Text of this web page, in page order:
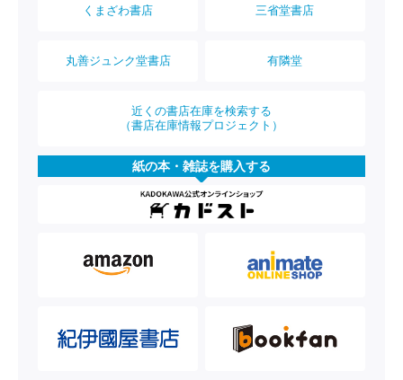
くまざわ書店 三省堂書店
丸善ジュンク堂書店 有隣堂
近くの書店在庫を検索する
（書店在庫情報プロジェクト）
紙の本・雑誌を購入する